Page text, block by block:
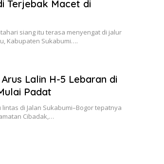
Terjebak Macet di
siang itu terasa menyengat di jalur
Kabupaten Sukabumi….
Lalin H-5 Lebaran di
Padat
lintas di Jalan Sukabumi–Bogor tepatnya
Cibadak,…